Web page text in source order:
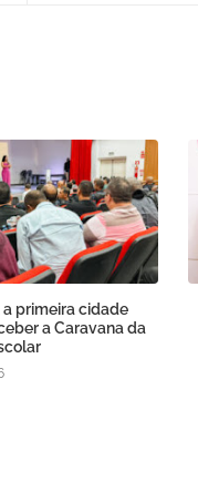
a primeira cidade
a Caravana da